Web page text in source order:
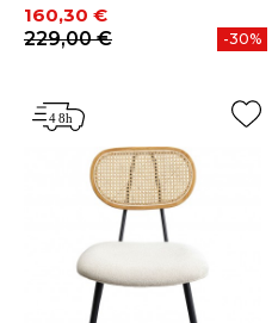
Prix
160,30 €
Prix de base
229,00 €
-30%